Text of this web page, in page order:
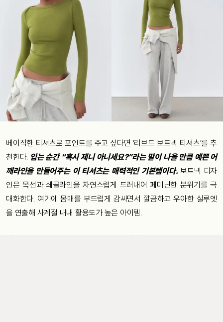
베이직한 티셔츠로 포인트를 주고 싶다면 ‘리브드 보트넥 티셔츠’를 추
천한다. 입는 순간 “혹시 제니 아니세요?”라는 말이 나올 만큼 예쁜 어
깨라인을 만들어주는 이 티셔츠는 매력적인 기본템이다. 보트넥 디자
인은 목선과 쇄골라인을 자연스럽게 드러내어 페미닌한 분위기를 극
대화한다. 여기에 몸매를 부드럽게 감싸면서 깔끔하고 우아한 실루엣
을 연출해 사계절 내내 활용도가 높은 아이템.